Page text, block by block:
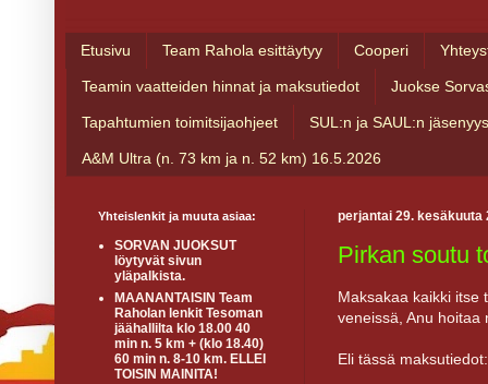
Etusivu Team Rahola esittäytyy Cooperi
Teamin vaatteiden hinnat ja maksutiedot Juokse
Tapahtumien toimitsijaohjeet SUL:n ja SAUL:n jäsenyys
A&M Ultra (n. 73 km ja n. 52 km) 16.5.2026
perjantai 29. kesäkuuta
Pirkan soutu
Maksakaa kaikki itse
veneissä, Anu hoitaa
Eli tässä maksutiedot:
Yhteislenkit ja muuta asiaa:
SORVAN JUOKSUT
löytyvät sivun
yläpalkista.
MAANANTAISIN Team
Raholan lenkit Tesoman
jäähallilta klo 18.00 40
min n. 5 km + (klo 18.40)
60 min n. 8-10 km. ELLEI
TOISIN MAINITA!